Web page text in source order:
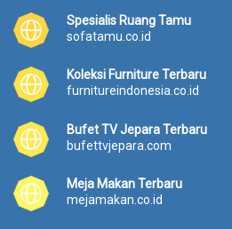
Spesialis Ruang Tamu
sofatamu.co.id
Koleksi Furniture Terbaru
furnitureindonesia.co.id
Bufet TV Jepara Terbaru
bufettvjepara.com
Meja Makan Terbaru
mejamakan.co.id